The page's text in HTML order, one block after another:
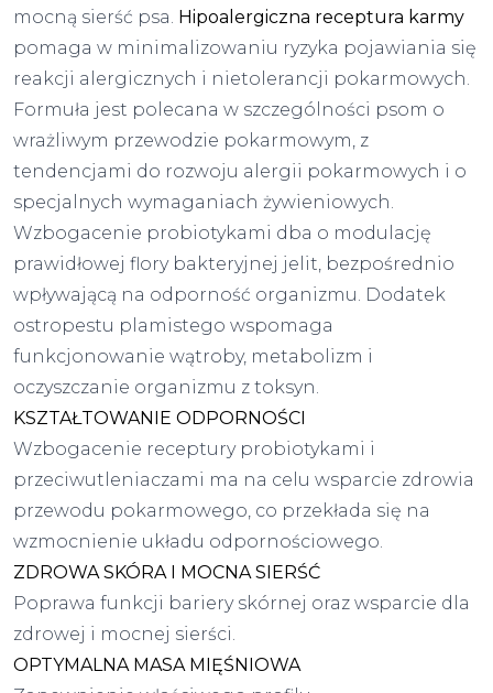
mocną sierść psa. Hipoalergiczna receptura karmy
pomaga w minimalizowaniu ryzyka pojawiania się
reakcji alergicznych i nietolerancji pokarmowych.
Formuła jest polecana w szczególności psom o
wrażliwym przewodzie pokarmowym, z
tendencjami do rozwoju alergii pokarmowych i o
specjalnych wymaganiach żywieniowych.
Wzbogacenie probiotykami dba o modulację
prawidłowej flory bakteryjnej jelit, bezpośrednio
wpływającą na odporność organizmu. Dodatek
ostropestu plamistego wspomaga
funkcjonowanie wątroby, metabolizm i
oczyszczanie organizmu z toksyn.
KSZTAŁTOWANIE ODPORNOŚCI
Wzbogacenie receptury probiotykami i
przeciwutleniaczami ma na celu wsparcie zdrowia
przewodu pokarmowego, co przekłada się na
wzmocnienie układu odpornościowego.
ZDROWA SKÓRA I MOCNA SIERŚĆ
Poprawa funkcji bariery skórnej oraz wsparcie dla
zdrowej i mocnej sierści.
OPTYMALNA MASA MIĘŚNIOWA